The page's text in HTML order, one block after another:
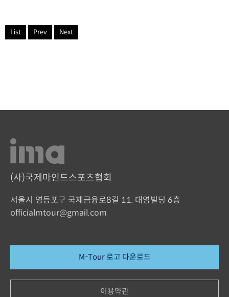
List Prev Next
(사)국제마인드스포츠협회
서울시 영등포구 국제금융로8길 11, 대영빌딩 6층
officialmtour@gmail.com
M-Tour 로고 다운로드
이용약관